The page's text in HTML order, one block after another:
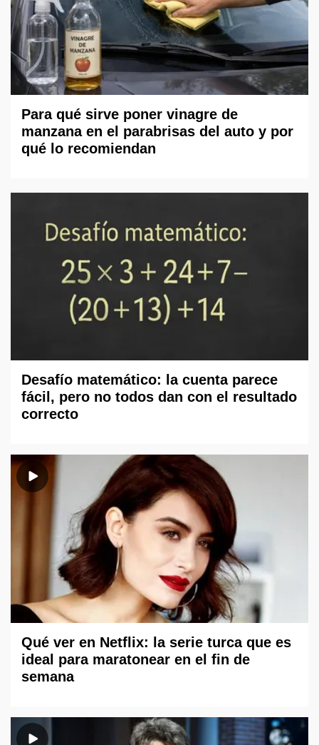
Para qué sirve poner vinagre de
manzana en el parabrisas del auto y por
qué lo recomiendan
Desafío matemático: la cuenta parece
fácil, pero no todos dan con el resultado
correcto
Qué ver en Netflix: la serie turca que es
ideal para maratonear en el fin de
semana